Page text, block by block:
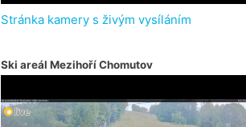
Stránka kamery s živým vysíláním
Ski areál Mezihoří Chomutov